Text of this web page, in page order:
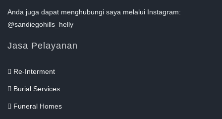
Anda juga dapat menghubungi saya melalui Instagram:
@sandiegohills_helly
Jasa Pelayanan
Re-Interment
Burial Services
Funeral Homes